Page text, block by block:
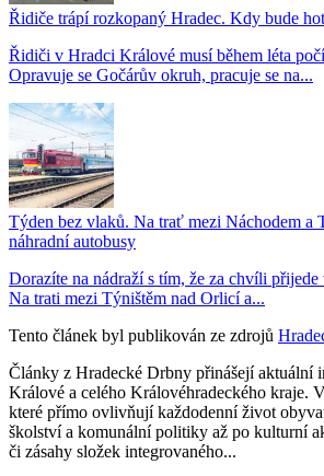
Řidiče trápí rozkopaný Hradec. Kdy bude
Řidiči v Hradci Králové musí během léta
Opravuje se Gočárův okruh, pracuje se na...
Týden bez vlaků. Na trať mezi Náchodem a
náhradní autobusy
Dorazíte na nádraží s tím, že za chvíli přijede
Na trati mezi Týništěm nad Orlicí a...
Tento článek byl publikován ze zdrojů
Články z Hradecké Drbny přinášejí aktuální
Králové a celého Královéhradeckého kraje.
které přímo ovlivňují každodenní život
školství a komunální politiky až po kulturní
či zásahy složek integrovaného...